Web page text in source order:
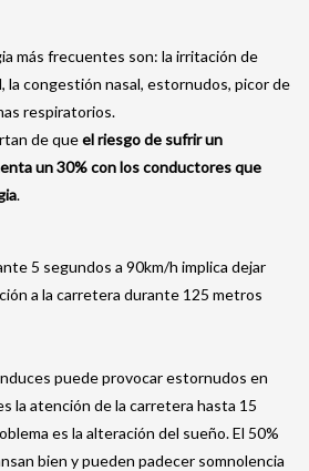
más frecuentes son: la irritación de
la congestión nasal, estornudos, picor de
respiratorios.
de queel riesgo de sufrir un
un 30% con los conductores que
.
5 segundos a 90km/h implica dejar
a la carretera durante 125 metros
puede provocar estornudos en
la atención de la carretera hasta 15
es la alteración del sueño. El 50%
bien y pueden padecer somnolencia